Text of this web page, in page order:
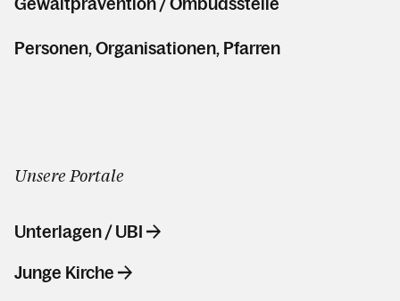
Personen, Organisationen, Pfarren
Unsere Portale
Unterlagen / UBI
Junge Kirche